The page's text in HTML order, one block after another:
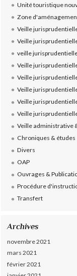
Unité touristique
Zone
Veille
Veille
veille
Veille
Veille
Veille
Veille
Veille
Veille administrative
Chroniques & études
Divers
OAP
Ouvrages &
Procédure
Transfert
Archives
novembre 2021
mars 2021
février 2021